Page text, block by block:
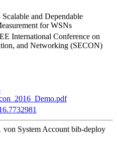
and Dependable
for WSNs
International Conference on
and Networking (SECON)
von System Account bib-deploy